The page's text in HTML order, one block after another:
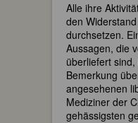
Alle ihre
den
durchsetzen.
Aussagen, die
überliefert
Bemerkung
angesehenen
Mediziner der
gehässigsten